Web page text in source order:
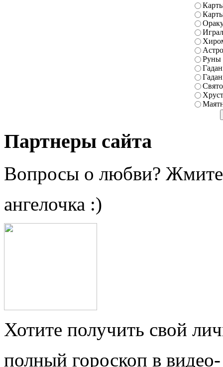
Руны
Партнеры сайта
Вопросы о любви?
ангелочка :)
Хотите получить свой
полный гороскоп в видео-